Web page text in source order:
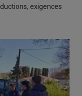
exigences